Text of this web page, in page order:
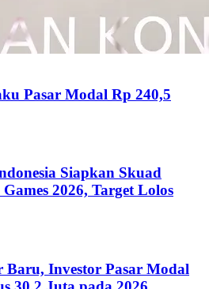
Pasar Modal Rp 240,5
Siapkan Skuad
2026, Target Lolos
Baru, Investor Pasar Modal